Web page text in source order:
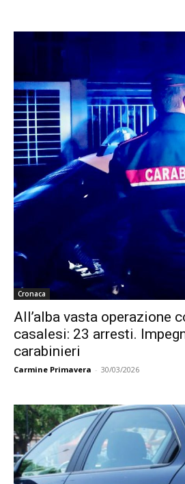
Cronaca
All’alba vasta operazione
casalesi: 23 arresti.
carabinieri
Carmine Primavera - 30/03/2026